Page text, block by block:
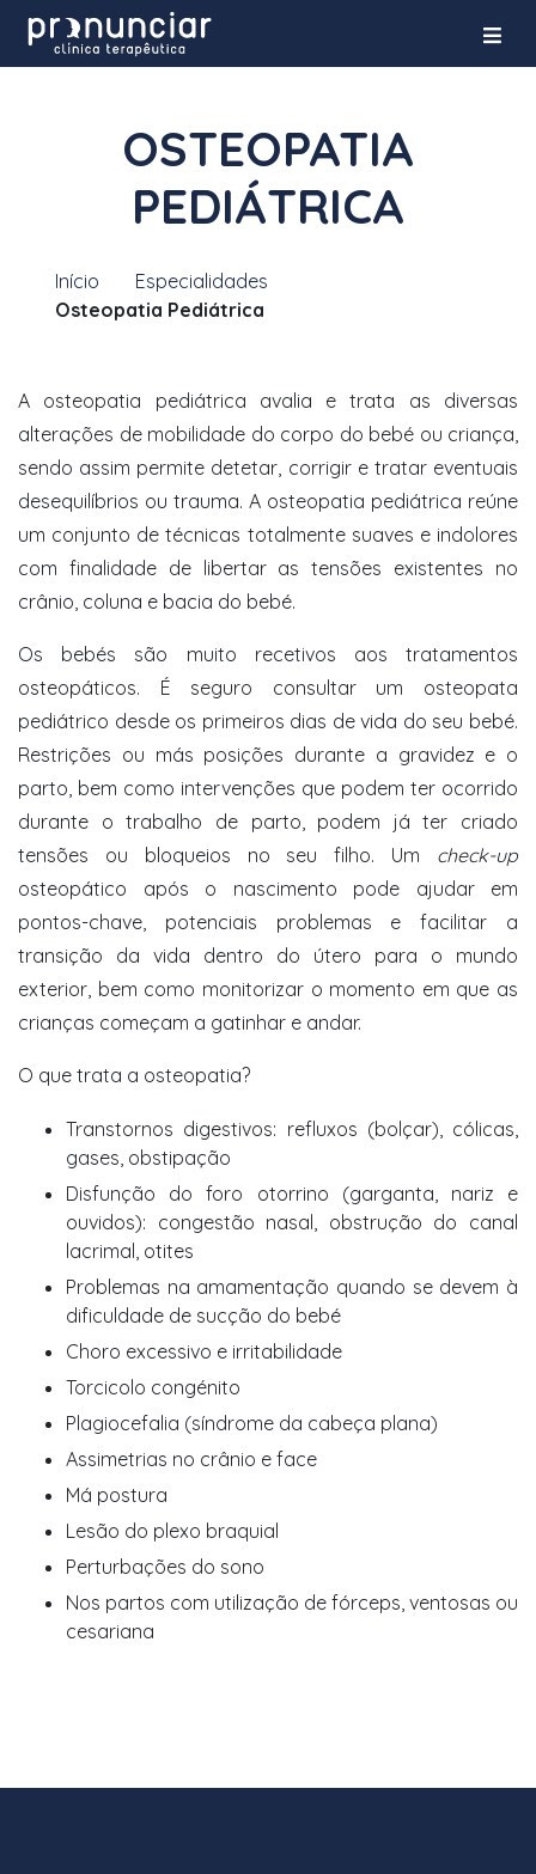
OSTEOPATIA
PEDIÁTRICA
Início
Especialidades
Osteopatia Pediátrica
A osteopatia pediátrica avalia e trata as diversas
alterações de mobilidade do corpo do bebé ou criança,
sendo assim permite detetar, corrigir e tratar eventuais
desequilíbrios ou trauma. A osteopatia pediátrica reúne
um conjunto de técnicas totalmente suaves e indolores
com finalidade de libertar as tensões existentes no
crânio, coluna e bacia do bebé.
Os bebés são muito recetivos aos tratamentos
osteopáticos. É seguro consultar um osteopata
pediátrico desde os primeiros dias de vida do seu bebé.
Restrições ou más posições durante a gravidez e o
parto, bem como intervenções que podem ter ocorrido
durante o trabalho de parto, podem já ter criado
tensões ou bloqueios no seu filho. Um check-up
osteopático após o nascimento pode ajudar em
pontos-chave, potenciais problemas e facilitar a
transição da vida dentro do útero para o mundo
exterior, bem como monitorizar o momento em que as
crianças começam a gatinhar e andar.
O que trata a osteopatia?
Transtornos digestivos: refluxos (bolçar), cólicas,
gases, obstipação
Disfunção do foro otorrino (garganta, nariz e
ouvidos): congestão nasal, obstrução do canal
lacrimal, otites
Problemas na amamentação quando se devem à
dificuldade de sucção do bebé
Choro excessivo e irritabilidade
Torcicolo congénito
Plagiocefalia (síndrome da cabeça plana)
Assimetrias no crânio e face
Má postura
Lesão do plexo braquial
Perturbações do sono
Nos partos com utilização de fórceps, ventosas ou
cesariana